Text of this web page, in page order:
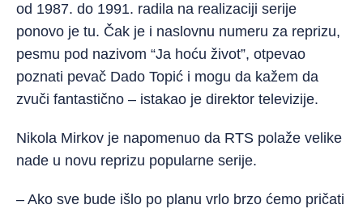
od 1987. do 1991. radila na realizaciji serije
ponovo je tu. Čak je i naslovnu numeru za reprizu,
pesmu pod nazivom “Ja hoću život”, otpevao
poznati pevač Dado Topić i mogu da kažem da
zvuči fantastično – istakao je direktor televizije.
Nikola Mirkov je napomenuo da RTS polaže velike
nade u novu reprizu popularne serije.
– Ako sve bude išlo po planu vrlo brzo ćemo pričati